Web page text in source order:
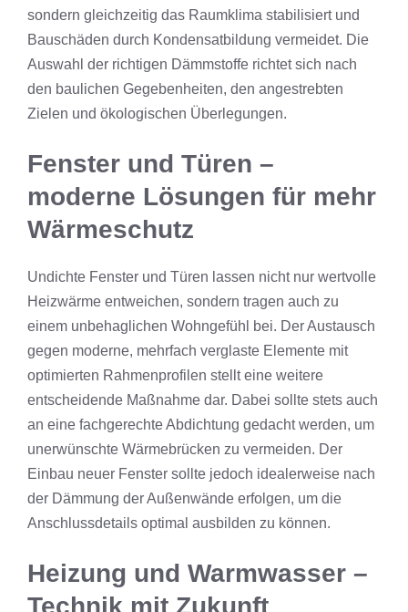
sondern gleichzeitig das Raumklima stabilisiert und
Bauschäden durch Kondensatbildung vermeidet. Die
Auswahl der richtigen Dämmstoffe richtet sich nach
den baulichen Gegebenheiten, den angestrebten
Zielen und ökologischen Überlegungen.
Fenster und Türen –
moderne Lösungen für mehr
Wärmeschutz
Undichte Fenster und Türen lassen nicht nur wertvolle
Heizwärme entweichen, sondern tragen auch zu
einem unbehaglichen Wohngefühl bei. Der Austausch
gegen moderne, mehrfach verglaste Elemente mit
optimierten Rahmenprofilen stellt eine weitere
entscheidende Maßnahme dar. Dabei sollte stets auch
an eine fachgerechte Abdichtung gedacht werden, um
unerwünschte Wärmebrücken zu vermeiden. Der
Einbau neuer Fenster sollte jedoch idealerweise nach
der Dämmung der Außenwände erfolgen, um die
Anschlussdetails optimal ausbilden zu können.
Heizung und Warmwasser –
Technik mit Zukunft